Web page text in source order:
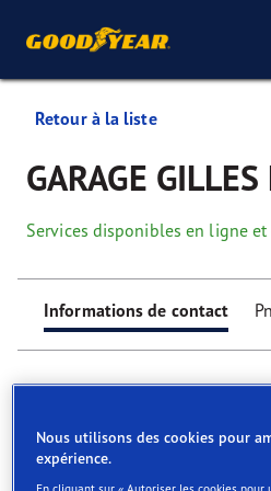
Retour à la liste
GARAGE
Services disponibles en ligne et
Informations de contact
Find your tyres
Nous utilisons des cookies pour
expérience.